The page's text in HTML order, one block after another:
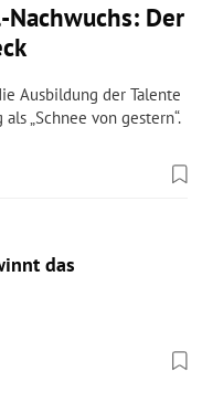
Der
Ausbildung der Talente
„Schnee von gestern“.
das